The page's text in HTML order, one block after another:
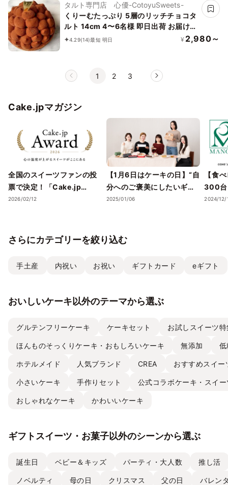
タルト専門店 心優-CotoyuSweets-
くりーむたっぷり 5層のリッチチョコタ
ルト 14cm 4〜6名様 即日出荷 お届け指
定可 早割 お取り寄せ 誕生日ケーキ お中
4.29(14)最短 明日 ¥ 2,980～
1 2 3
Cake.jpマガジン
全国のスイーツファンの投
票で決定！「Cake.jp
Award 2026」受賞店舗を
ツの名店が集結 ―
2026/02/12
【1月6日はケーキの日】“自
分へのご褒美にしたいギフ
トスイーツ・ケーキ”5選
2025/01/06
【食
300台
スイ
2024/12/
さらにカテゴリーを絞り込む
手土産 内祝い お祝い ギフトカード eギフト
おいしいケーキ以外のテーマから選ぶ
グルテンフリーケーキ ケーキセット お試しスイーツ
ほんものそっくりケーキ・おもしろいケーキ 無添加
ホテルメイド 人気ブランド CREA おすすめスイー
小さいケーキ 手作りセット 公式コラボケーキ・スイ
おしゃれなケーキ かわいいケーキ
ギフトスイーツ・お菓子以外のシーンから選ぶ
誕生日 ベビー＆キッズ パーティ・大人数 推し活
ノベルティ 母の日 クリスマス 父の日 バレン